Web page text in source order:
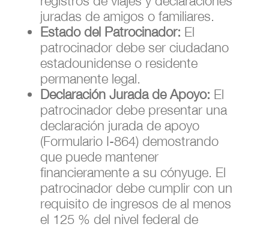
juradas de amigos o familiares.
Estado del Patrocinador: El
patrocinador debe ser ciudadano
estadounidense o residente
permanente legal.
Declaración Jurada de Apoyo: El
patrocinador debe presentar una
declaración jurada de apoyo
(Formulario I-864) demostrando
que puede mantener
financieramente a su cónyuge. El
patrocinador debe cumplir con un
requisito de ingresos de al menos
el 125 % del nivel federal de